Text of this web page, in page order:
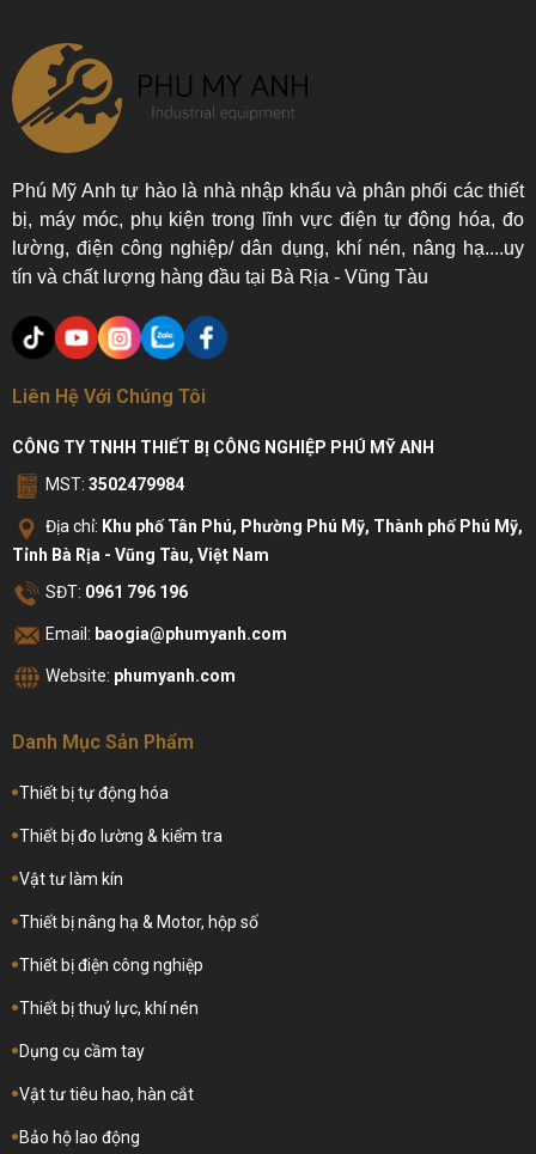
Phú Mỹ Anh tự hào là nhà nhập khẩu và phân phối các thiết
bị, máy móc, phụ kiện trong lĩnh vực điện tự động hóa, đo
lường, điện công nghiệp/ dân dụng, khí nén, nâng hạ....uy
tín và chất lượng hàng đầu tại Bà Rịa - Vũng Tàu
Liên Hệ Với Chúng Tôi
CÔNG TY TNHH THIẾT BỊ CÔNG NGHIỆP PHÚ MỸ ANH
MST: 3502479984
Địa chỉ: Khu phố Tân Phú, Phường Phú Mỹ, Thành phố Phú Mỹ,
Tỉnh Bà Rịa - Vũng Tàu, Việt Nam
SĐT: 0961 796 196
Email: baogia@phumyanh.com
Website: phumyanh.com
Danh Mục Sản Phẩm
Thiết bị tự động hóa
Thiết bị đo lường & kiểm tra
Vật tư làm kín
Thiết bị nâng hạ & Motor, hộp số
Thiết bị điện công nghiệp
Thiết bị thuỷ lực, khí nén
Dụng cụ cầm tay
Vật tư tiêu hao, hàn cắt
Bảo hộ lao động